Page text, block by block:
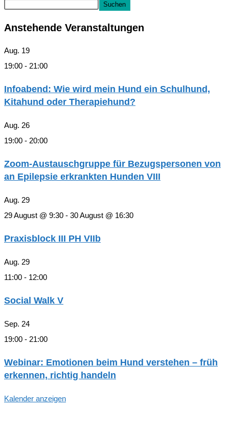
Suchen
Anstehende Veranstaltungen
Aug. 19
19:00 - 21:00
Infoabend: Wie wird mein Hund ein Schulhund,
Kitahund oder Therapiehund?
Aug. 26
19:00 - 20:00
Zoom-Austauschgruppe für Bezugspersonen von
an Epilepsie erkrankten Hunden VIII
Aug. 29
29 August @ 9:30 - 30 August @ 16:30
Praxisblock III PH VIIb
Aug. 29
11:00 - 12:00
Social Walk V
Sep. 24
19:00 - 21:00
Webinar: Emotionen beim Hund verstehen – früh
erkennen, richtig handeln
Kalender anzeigen